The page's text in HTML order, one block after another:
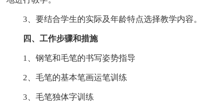
3、要结合学生的实际及年龄特点选择教学内容。
四、工作步骤和措施
1、钢笔和毛笔的书写姿势指导
2、毛笔的基本笔画运笔训练
3、毛笔独体字训练